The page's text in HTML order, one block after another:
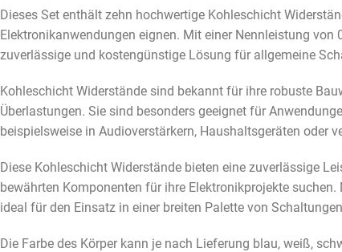
Dieses Set enthält zehn hochwertige Kohleschicht
Elektronikanwendungen eignen. Mit einer Nennleistung von
zuverlässige und kostengünstige Lösung für allgemeine
Kohleschicht Widerstände sind bekannt für ihre robuste
Überlastungen. Sie sind besonders geeignet für
beispielsweise in Audioverstärkern, Haushaltsgeräten oder
Diese Kohleschicht Widerstände bieten eine zuverlässige
bewährten Komponenten für ihre Elektronikprojekte
ideal für den Einsatz in einer breiten Palette von
Die Farbe des Körper kann je nach Lieferung blau, weiß,